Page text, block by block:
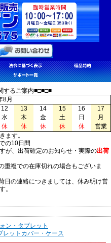
するご案内■□■□■
8月
12 13 14 15 16
17
水 木 金 土 日
月
休 休 休 休 休
営業
ます。
の10日間
が、出荷確定のお知らせ・実際の出荷
複での在庫切れの場合もございま
の連絡につきましては、休み明け営
。
ン・タブレット
レットカバー・ケース